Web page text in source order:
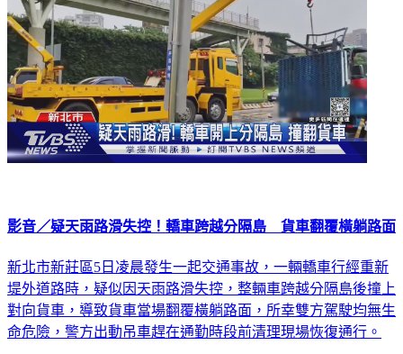
影音／疑天雨路滑失控！轎車跨越分隔島 貨車翻覆橫躺路面
新北市新莊區5日凌晨發生一起交通事故，一輛轎車行經重新
堤外道路時，疑似因天雨路滑失控，整輛車跨越分隔島後撞上
對向貨車，導致貨車當場翻覆橫躺路面，所幸雙方駕駛均無生
命危險，警方出動吊車趕在通勤時段前清理現場恢復通行。